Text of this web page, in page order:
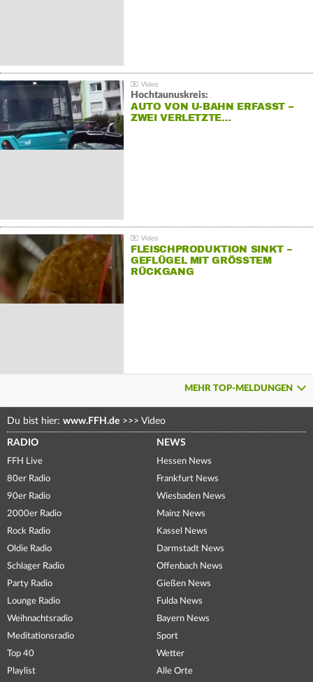
Hochtaunuskreis:
AUTO VON U-BAHN ERFASST –
ZWEI VERLETZTE…
FLEISCHPRODUKTION SINKT –
GEFLÜGEL MIT GRÖSSTEM R
ÜCKGANG
MEHR TOP-MELDUNGEN
Du bist hier: www.FFH.de >>> Video
RADIO
FFH Live
80er Radio
90er Radio
2000er Radio
Rock Radio
Oldie Radio
Schlager Radio
Party Radio
Lounge Radio
Weihnachtsradio
Meditationsradio
Top 40
Playlist
NEWS
Hessen News
Frankfurt News
Wiesbaden News
Mainz News
Kassel News
Darmstadt News
Offenbach News
Gießen News
Fulda News
Bayern News
Sport
Wetter
Alle Orte